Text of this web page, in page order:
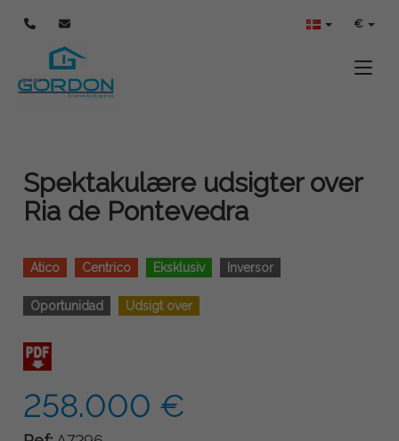
€
Spektakulære udsigter over
Ria de Pontevedra
Atico Centrico Eksklusiv Inversor
Oportunidad Udsigt over
258.000 €